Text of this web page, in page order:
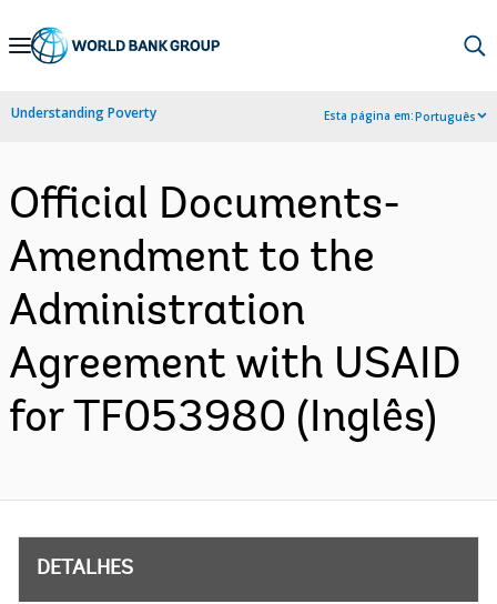
Skip
Navigation
Understanding Poverty Esta página em:Português
Official Documents-
Amendment to the
Administration
Agreement with USAID
for TF053980 (Inglês)
DETALHES